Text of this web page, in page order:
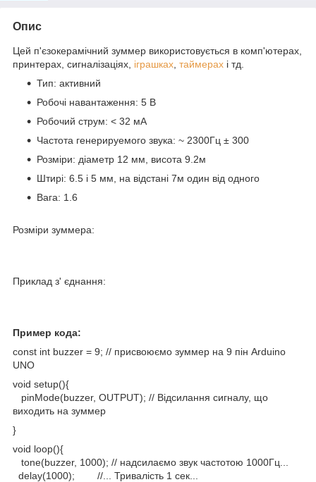
Опис
Цей п'єзокерамічний зуммер використовується в комп'ютерах,
принтерах, сигналізаціях, іграшках таймерах і тд.
Тип: активний
Робочі навантаження: 5 В
Робочий струм: < 32 мА
Частота генерируемого звука: ~ 2300Гц ± 300
Розміри: діаметр 12 мм, висота 9.2м
Штирі: 6.5 і 5 мм, на відстані 7м один від одного
Вага: 1.6
Розміри зуммера:
Приклад з' єднання:
Пример кода:
const int buzzer = 9; // присвоюємо зуммер на 9 пін Arduino
UNO
void setup(){
pinMode(buzzer, OUTPUT); // Відсилання сигналу, що
виходить на зуммер
}
void loop(){
tone(buzzer, 1000); // надсилаємо звук частотою 1000Гц...
delay(1000); //... Тривалість 1 сек...